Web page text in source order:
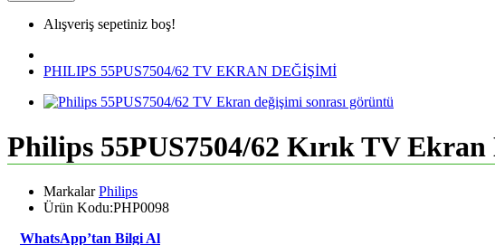
Alışveriş sepetiniz boş!
PHILIPS 55PUS7504/62 TV EKRAN DEĞİŞİMİ
Philips 55PUS7504/62 Kırık TV
MarkalarPhilips
Ürün Kodu:PHP0098
WhatsApp’tan Bilgi Al